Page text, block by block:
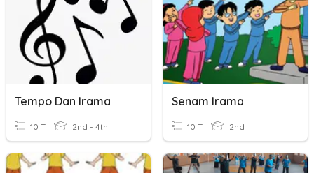
Tempo Dan Irama
10 T 2nd - 4th
Senam Irama
10 T 2nd